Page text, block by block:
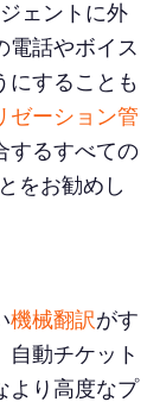
ェントに外
電話やボイス
にすることも
ゼーション管
するすべての
をお勧めし
機械翻訳がす
自動チケット
より高度なプ